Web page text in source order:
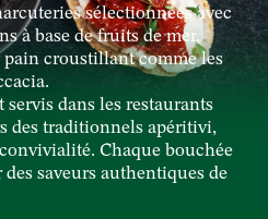
base de fruits de mer,
croustillant comme les
dans les restaurants
traditionnels apéritivi,
Chaque bouchée
saveurs authentiques de